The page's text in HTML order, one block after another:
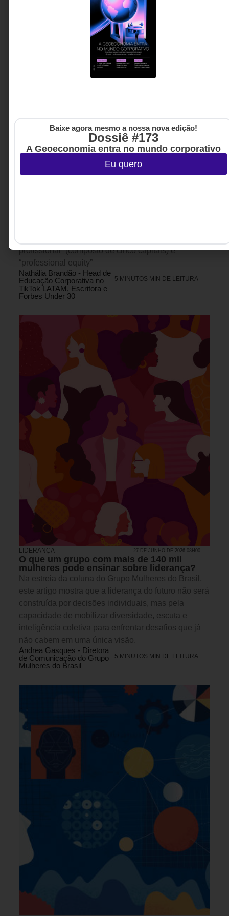
profissional” (composto de cinco capitais) e
“professional equity”
Nathália Brandão - Head de
Educação Corporativa no
TikTok LATAM, Escritora e
Forbes Under 30
5 MINUTOS MIN DE LEITURA
LIDERANÇA 27 DE JUNHO DE 2026 08H00
O que um grupo com mais de 140 mil
mulheres pode ensinar sobre liderança?
Na estreia da coluna do Grupo Mulheres do Brasil,
este artigo mostra que a liderança do futuro não será
construída por decisões individuais, mas pela
capacidade de mobilizar diversidade, escuta e
inteligência coletiva para enfrentar desafios que já
não cabem em uma única visão.
Andrea Gasques - Diretora
de Comunicação do Grupo
Mulheres do Brasil
5 MINUTOS MIN DE LEITURA
Baixe agora mesmo a nossa nova edição!
Dossiê #173
A Geoeconomia entra no mundo corporativo
Eu quero